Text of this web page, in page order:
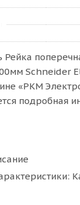
Рейка
Schneider
«РКМ
подробная